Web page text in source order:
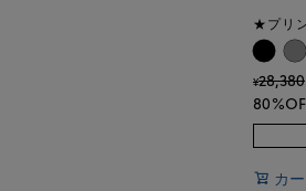
★プリ
¥28,380
カ